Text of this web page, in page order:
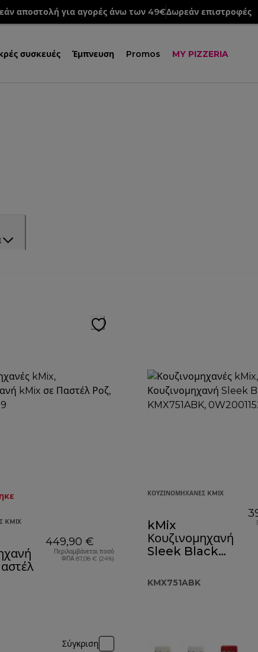
αποστολή για αγορές άνω των 49€Δωρεάν επιστροφές
συσκευές Έμπνευση Promos MY PIZZERIA
KMIX
449,90 €
Περιλαμβάνεται ποσό
ΦΠΑ 87,08 € (24%)
Σύγκριση
ΚΟΥΖΙΝΟΜΗΧΑΝΈΣ KMIX
kMix
Κουζινομηχανή
Sleek Black
KMX751ABK